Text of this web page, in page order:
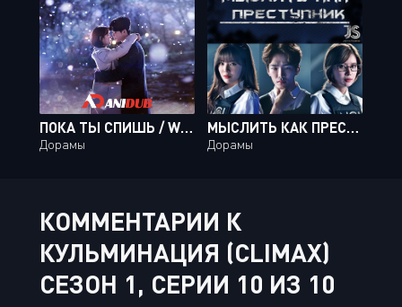
ПОКА ТЫ СПИШЬ / WHILE YOU WERE SLEEPING [32 ИЗ 32]
Дорамы
МЫСЛИТЬ КАК ПРЕСТУПНИК / CRIMINAL MINDS [20 ИЗ 20]
Дорамы
КОММЕНТАРИИ К
КУЛЬМИНАЦИЯ (CLIMAX)
СЕЗОН 1, СЕРИИ 10 ИЗ 10